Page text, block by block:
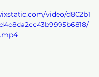
video/d802b1